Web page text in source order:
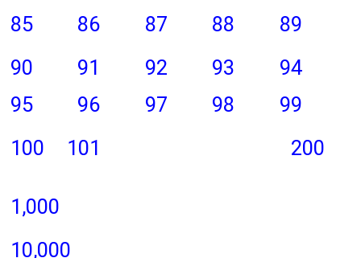
85
86 87 88
89
90
91 92 93
94
95
96 97 98
99
100
101 200
1,000
10,000